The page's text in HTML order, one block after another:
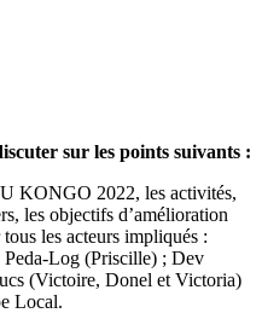
sur les points suivants :
KONGO 2022, les activités,
les objectifs d’amélioration
les acteurs impliqués :
Log (Priscille) ; Dev
(Victoire, Donel et Victoria)
Local.